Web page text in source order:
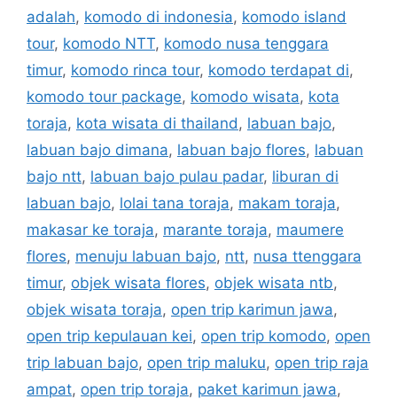
adalah, komodo di indonesia, komodo island
tour, komodo NTT, komodo nusa tenggara
timur, komodo rinca tour, komodo terdapat di,
komodo tour package, komodo wisata, kota
toraja, kota wisata di thailand, labuan bajo,
labuan bajo dimana, labuan bajo flores, labuan
bajo ntt, labuan bajo pulau padar, liburan di
labuan bajo, lolai tana toraja, makam toraja,
makasar ke toraja, marante toraja, maumere
flores, menuju labuan bajo, ntt, nusa ttenggara
timur, objek wisata flores, objek wisata ntb,
objek wisata toraja, open trip karimun jawa,
open trip kepulauan kei, open trip komodo, open
trip labuan bajo, open trip maluku, open trip raja
ampat, open trip toraja, paket karimun jawa,